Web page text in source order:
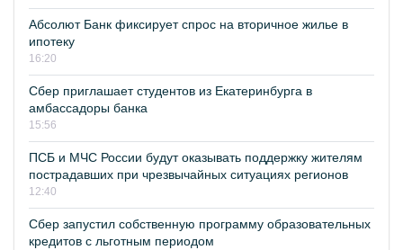
Абсолют Банк фиксирует спрос на вторичное жилье в
ипотеку
16:20
Сбер приглашает студентов из Екатеринбурга в
амбассадоры банка
15:56
ПСБ и МЧС России будут оказывать поддержку жителям
пострадавших при чрезвычайных ситуациях регионов
12:40
Сбер запустил собственную программу образовательных
кредитов с льготным периодом